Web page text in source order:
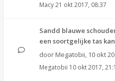
Macy21 okt 2017, 08:37
Sandd blauwe
een soortgelijke tas
door Megatobii, 10 okt
Megatobii 10 okt 2017,